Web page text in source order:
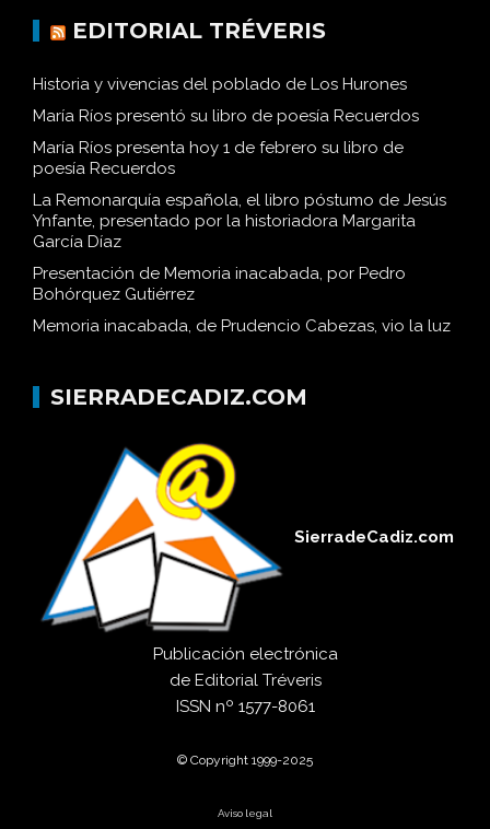
EDITORIAL TRÉVERIS
Historia y vivencias del poblado de Los Hurones
María Ríos presentó su libro de poesía Recuerdos
María Ríos presenta hoy 1 de febrero su libro de
poesía Recuerdos
La Remonarquía española, el libro póstumo de Jesús
Ynfante, presentado por la historiadora Margarita
García Díaz
Presentación de Memoria inacabada, por Pedro
Bohórquez Gutiérrez
Memoria inacabada, de Prudencio Cabezas, vio la luz
SIERRADECADIZ.COM
SierradeCadiz.com
Publicación electrónica
de Editorial Tréveris
ISSN nº 1577-8061
© Copyright 1999-2025
Aviso legal